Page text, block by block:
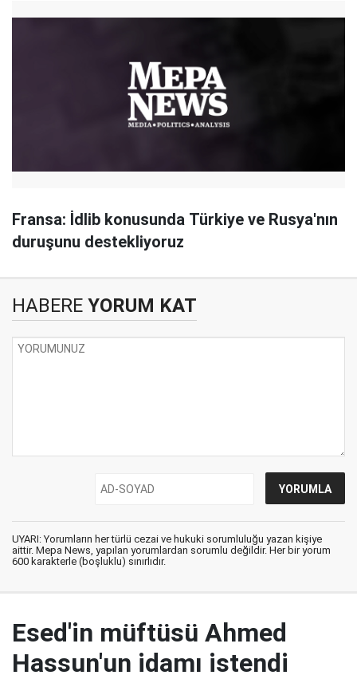
Fransa: İdlib konusunda Türkiye ve Rusya'nın
duruşunu destekliyoruz
HABERE YORUM KAT
UYARI: Yorumların her türlü cezai ve hukuki sorumluluğu yazan kişiye
aittir. Mepa News, yapılan yorumlardan sorumlu değildir. Her bir yorum
600 karakterle (boşluklu) sınırlıdır.
Esed'in müftüsü Ahmed
Hassun'un idamı istendi